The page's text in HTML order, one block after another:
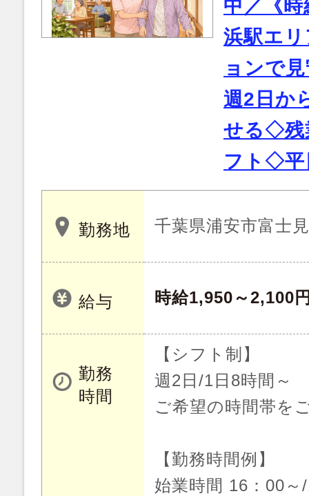
中／《
浜駅エ
ョンで
週2日か
せる◇残
フト◇平
勤務地 千葉県浦安市富士見
給与 時給1,950～2,100
勤務
時間
【シフト制】
週2日/1日8時間～
ご希望の時間帯を
【勤務時間例】
始業時間 16：00